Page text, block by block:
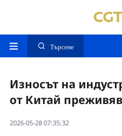
Търсене
Износът на
от Китай
2026-05-28 07:35:32